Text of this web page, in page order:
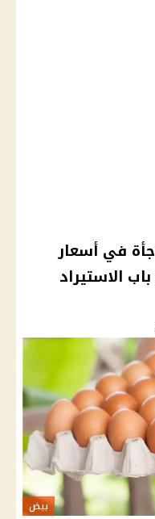
في أسعار
الاستيراد
بيض